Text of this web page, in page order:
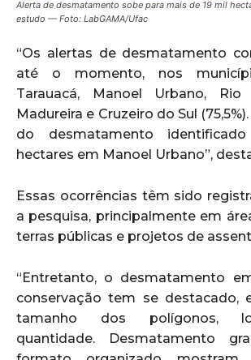
Alerta de desmatamento sobe para mais de 19 mil
estudo — Foto: LabGAMA/Ufac
“Os alertas de desmatamento
até o momento, nos
Tarauacá, Manoel Urbano, Rio
Madureira e Cruzeiro do Sul
do desmatamento
hectares em Manoel Urbano”,
Essas ocorrências têm sido
a pesquisa, principalmente em
terras públicas e projetos de
“Entretanto, o desmatamento
conservação tem se destacado,
tamanho dos polígonos,
quantidade. Desmatamento